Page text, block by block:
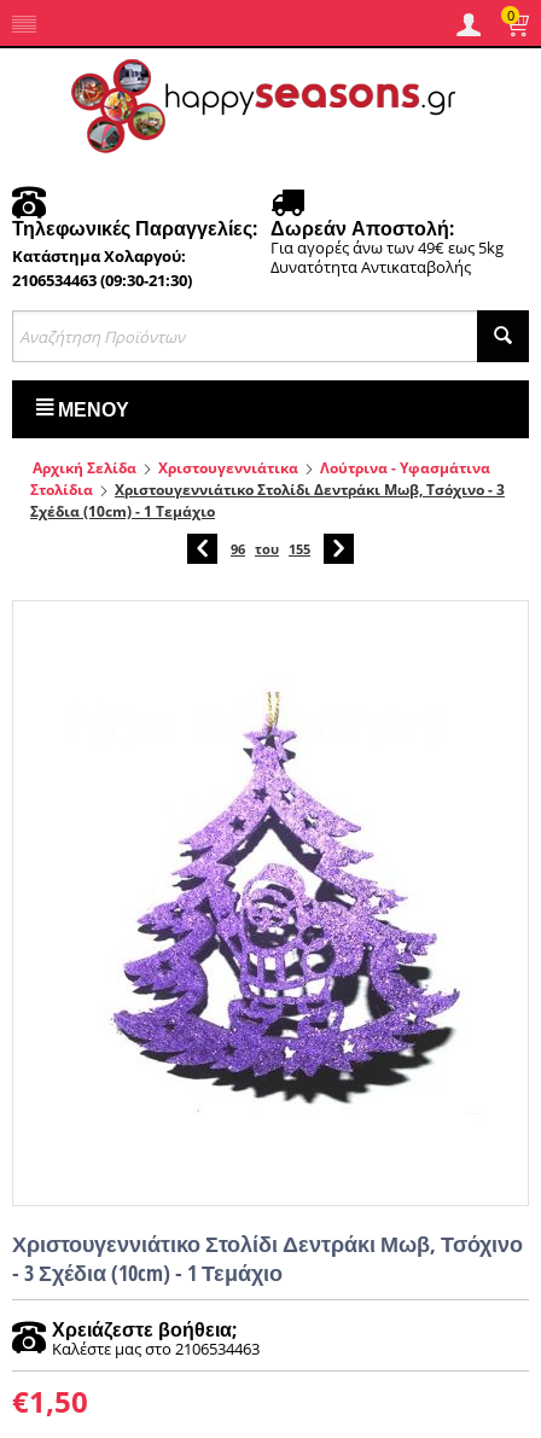
0
Τηλεφωνικές Παραγγελίες:
Κατάστημα Χολαργού:
2106534463 (09:30-21:30)
Δωρεάν Αποστολή:
Για αγορές άνω των 49€ εως 5kg
Δυνατότητα Αντικαταβολής
ΜΕΝΟΎ
Αρχική Σελίδα Χριστουγεννιάτικα
Λούτρινα - Υφασμάτινα
Στολίδια
Χριστουγεννιάτικο Στολίδι Δεντράκι Μωβ, Τσόχινο - 3
Σχέδια (10cm) - 1 Τεμάχιο
96 του 155
Χριστουγεννιάτικο Στολίδι Δεντράκι Μωβ, Τσόχινο
- 3 Σχέδια (10cm) - 1 Τεμάχιο
Χρειάζεστε βοήθεια;
Καλέστε μας στο 2106534463
€1,50